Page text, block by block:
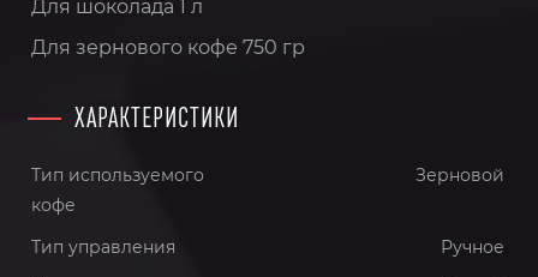
Для шоколада 1 л
Для зернового кофе 750 гр
ХАРАКТЕРИСТИКИ
Тип используемого
кофе
Зерновой
Тип управления
Ручное